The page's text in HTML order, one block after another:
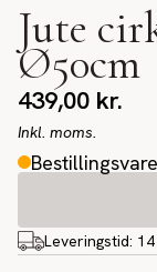
Jute
Ø50cm
439,00 kr.
Inkl. moms.
Bestillingsvare
Leveringstid: